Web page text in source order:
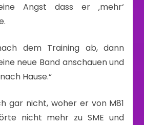
Angst dass er ‚mehr‘
dem Training ab, dann
neue Band anschauen und
Hause.“
gar nicht, woher er von M81
nicht mehr zu SME und